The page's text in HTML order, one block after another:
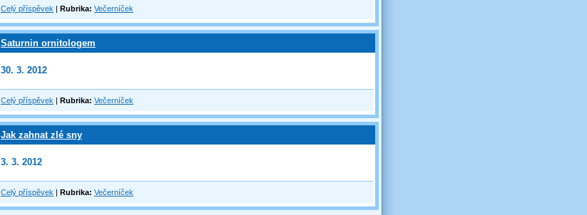
Celý příspěvek | Rubrika: Večerníček
Saturnin ornitologem
30. 3. 2012
Celý příspěvek | Rubrika: Večerníček
Jak zahnat zlé sny
3. 3. 2012
Celý příspěvek | Rubrika: Večerníček